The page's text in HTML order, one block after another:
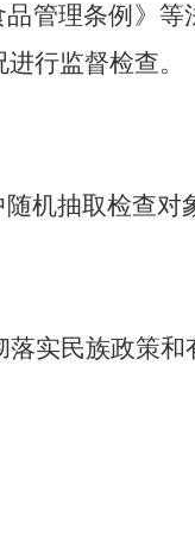
管理条例》等
行监督检查。
机抽取检查对
实民族政策和